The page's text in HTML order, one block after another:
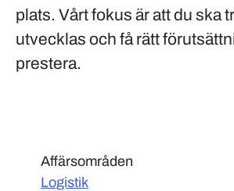
plats. Vårt fokus är att du ska
utvecklas och få rätt
prestera.
Affärsområden
Logistik